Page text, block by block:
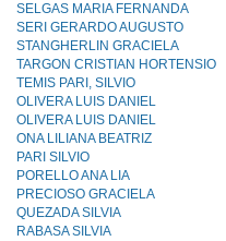
SELGAS MARIA FERNANDA
SERI GERARDO AUGUSTO
STANGHERLIN GRACIELA
TARGON CRISTIAN HORTENSIO
TEMIS PARI, SILVIO
OLIVERA LUIS DANIEL
OLIVERA LUIS DANIEL
ONA LILIANA BEATRIZ
PARI SILVIO
PORELLO ANA LIA
PRECIOSO GRACIELA
QUEZADA SILVIA
RABASA SILVIA